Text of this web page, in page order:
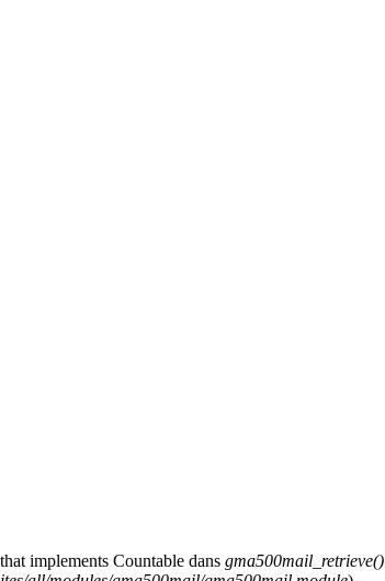
implements Countable dans gma500mail_retrieve()